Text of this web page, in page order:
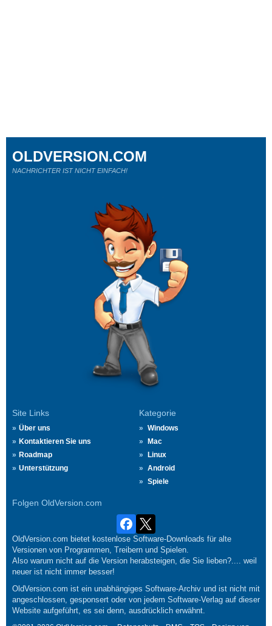
Site Links
Über uns
Kontaktieren Sie uns
Roadmap
Unterstützung
Kategorie
Windows
Mac
Linux
Android
Spiele
Folgen OldVersion.com
OLDVERSION.COM
NACHRICHTER IST NICHT EINFACH!
OldVersion.com bietet kostenlose Software-Downloads für alte
Versionen von Programmen, Treibern und Spielen.
Also warum nicht auf die Version herabsteigen, die Sie lieben?.... weil
neuer ist nicht immer besser!
OldVersion.com ist ein unabhängiges Software-Archiv und ist nicht mit
angeschlossen, gesponsert oder von jedem Software-Verlag auf dieser
Website aufgeführt, es sei denn, ausdrücklich erwähnt.